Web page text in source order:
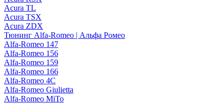
Acura TL
Acura TSX
Acura ZDX
Тюнинг Alfa-Romeo | Альфа Ромео
Alfa-Romeo 147
Alfa-Romeo 156
Alfa-Romeo 159
Alfa-Romeo 166
Alfa-Romeo 4C
Alfa-Romeo Giulietta
Alfa-Romeo MiTo